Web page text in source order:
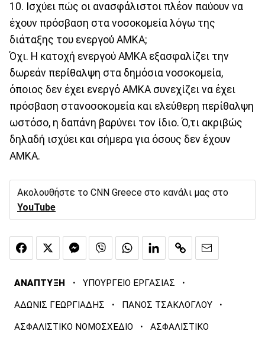
10. Ισχύει πώς οι ανασφάλιστοι πλέον παύουν να
έχουν πρόσβαση στα νοσοκομεία λόγω της
διάταξης του ενεργού ΑΜΚΑ;
Όχι. Η κατοχή ενεργού ΑΜΚΑ εξασφαλίζει την
δωρεάν περίθαλψη στα δημόσια νοσοκομεία,
όποιος δεν έχει ενεργό ΑΜΚΑ συνεχίζει να έχει
πρόσβαση στανοσοκομεία και ελεύθερη περίθαλψη
ωστόσο, η δαπάνη βαρύνει τον ίδιο. Ό,τι ακριβώς
δηλαδή ισχύει και σήμερα για όσους δεν έχουν
ΑΜΚΑ.
Ακολουθήστε το CNN Greece στο κανάλι μας στο
YouTube
ΑΝΑΠΤΥΞΗ · ΥΠΟΥΡΓΕΙΟ ΕΡΓΑΣΙΑΣ ·
ΑΔΩΝΙΣ ΓΕΩΡΓΙΑΔΗΣ · ΠΑΝΟΣ ΤΣΑΚΛΟΓΛΟΥ ·
ΑΣΦΑΛΙΣΤΙΚΟ ΝΟΜΟΣΧΕΔΙΟ · ΑΣΦΑΛΙΣΤΙΚΟ